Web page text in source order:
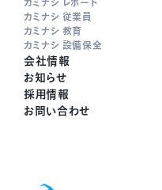
カミナシ レポート
カミナシ 従業員
カミナシ 教育
カミナシ 設備保全
会社情報
お知らせ
採用情報
お問い合わせ